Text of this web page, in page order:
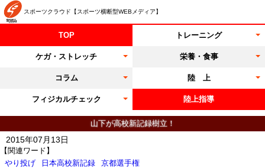
スポーツクラウド【スポーツ横断型WEBメディア】
TOP トレーニング
ケガ・ストレッチ 栄養・食事
コラム 陸 上
フィジカルチェック 陸上指導
山下が高校新記録樹立！
【関連ワード】
やり投げ
日本高校新記録 京都選手権
2015年07月13日